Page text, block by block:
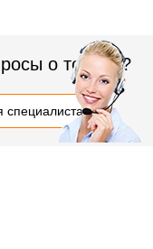
о товаре?
специалиста